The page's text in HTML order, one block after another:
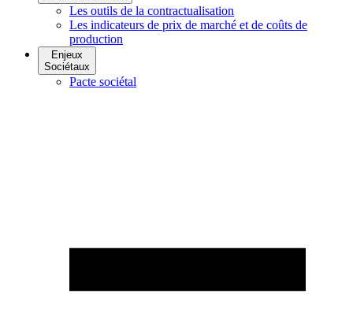
Les outils de la contractualisation
Les indicateurs de prix de marché et de coûts de
production
Enjeux
Sociétaux
Pacte sociétal